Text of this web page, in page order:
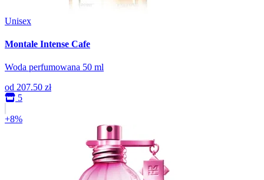
Unisex
Montale Intense Cafe
Woda perfumowana 50 ml
od 207.50 zł
5
+8%